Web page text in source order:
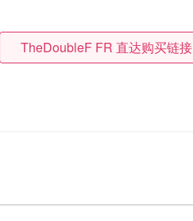
TheDoubleF FR 直达购买链接